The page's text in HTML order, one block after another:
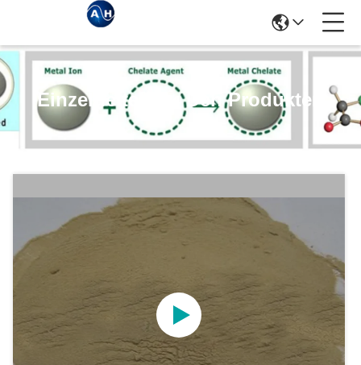
Einzelheiten Zu Den Produkten